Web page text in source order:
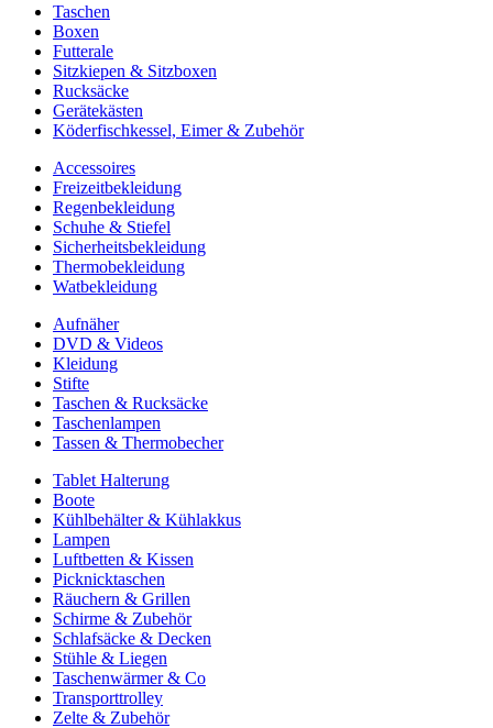
Taschen
Boxen
Futterale
Sitzkiepen & Sitzboxen
Rucksäcke
Gerätekästen
Köderfischkessel, Eimer & Zubehör
Accessoires
Freizeitbekleidung
Regenbekleidung
Schuhe & Stiefel
Sicherheitsbekleidung
Thermobekleidung
Watbekleidung
Aufnäher
DVD & Videos
Kleidung
Stifte
Taschen & Rucksäcke
Taschenlampen
Tassen & Thermobecher
Tablet Halterung
Boote
Kühlbehälter & Kühlakkus
Lampen
Luftbetten & Kissen
Picknicktaschen
Räuchern & Grillen
Schirme & Zubehör
Schlafsäcke & Decken
Stühle & Liegen
Taschenwärmer & Co
Transporttrolley
Zelte & Zubehör